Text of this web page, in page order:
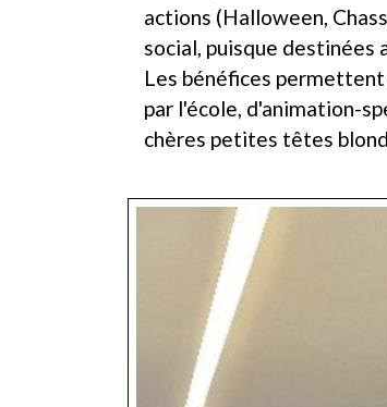
actions (Halloween,
social, puisque destinées
Les bénéfices
par l'école, d'animation-
chères petites têtes